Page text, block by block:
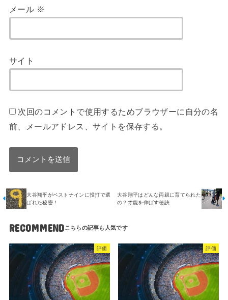
メール ※
サイト
次回のコメントで使用するためブラウザーに自分の名
前、メールアドレス、サイトを保存する。
大谷翔平がベストナインに投打で選
ばれた秘密！
大谷翔平はどんな両親に育てられた
の？才能を伸ばす秘訣
RECOMMEND
評価 評価